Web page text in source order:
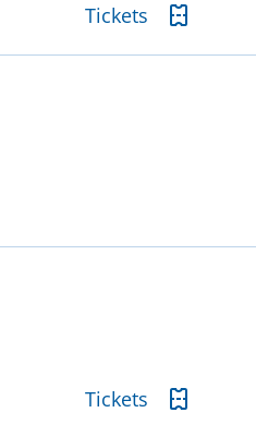
Tickets
Tickets